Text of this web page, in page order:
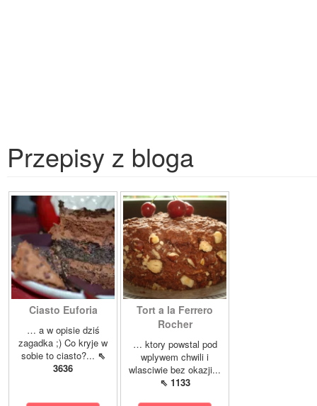
Przepisy z bloga
Ciasto Euforia
… a w opisie dziś
zagadka ;) Co kryje w
sobie to ciasto?... ⇖
3636
Tort a la Ferrero
Rocher
… ktory powstal pod
wplywem chwili i
wlasciwie bez okazji...
⇖ 1133